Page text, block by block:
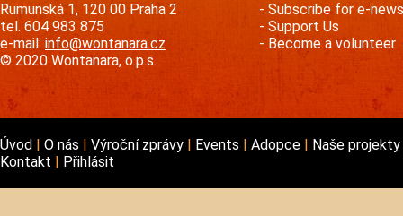
Rumunská 1, 120 00 Praha 2
tel. 604 983 875
e-mail: info@wontanara.cz
© 2020 Wontanara, o.p.s.
Subscribe for e-news
Support Us
Become a volunteer
Úvod O nás Výroční zprávy Events Adopce
Naše projekty
Kontakt
Přihlásit